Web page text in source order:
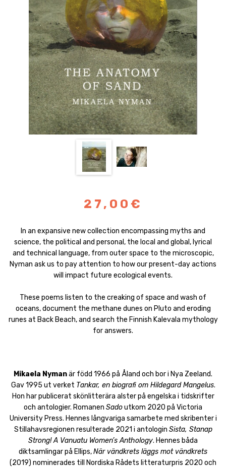
27,00€
In an expansive new collection encompassing myths and
science, the political and personal, the local and global, lyrical
and technical language, from outer space to the microscopic,
Nyman ask us to pay attention to how our present-day actions
will impact future ecological events.
These poems listen to the creaking of space and wash of
oceans, document the methane dunes on Pluto and eroding
runes at Back Beach, and search the Finnish Kalevala mythology
for answers.
Mikaela Nymanär född 1966 på Åland och bor i Nya Zeeland.
Gav 1995 ut verket Tankar, en biografi om Hildegard Mangelus.
Hon har publicerat skönlitterära alster på engelska i tidskrifter
och antologier. Romanen Sadoutkom 2020 på Victoria
University Press. Hennes långvariga samarbete med skribenter i
Stillahavsregionen resulterade 2021 i antologin Sista, Stanap
Strong! A Vanuatu Women’s Anthology. Hennes båda
diktsamlingar på Ellips,När vändkrets läggs mot vändkrets
(2019) nominerades till Nordiska Rådets litteraturpris 2020 och